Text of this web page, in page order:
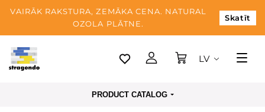
VAIRĀK RAKSTURA, ZEMĀKA CENA. NATURAL
OZOLA PLĀTNE.
Skatīt
Tallina
LV
PRODUCT CATALOG